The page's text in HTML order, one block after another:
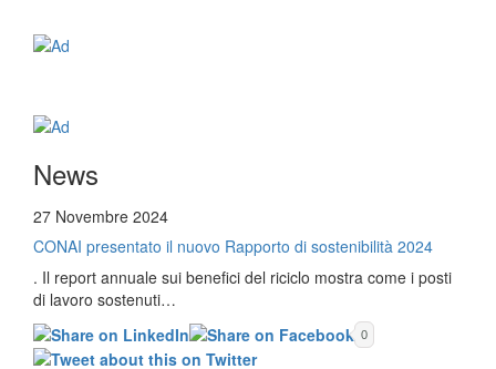
News
27 Novembre 2024
CONAI presentato il nuovo Rapporto di sostenibilità 2024
. Il report annuale sui benefici del riciclo mostra come i posti
di lavoro sostenuti…
0